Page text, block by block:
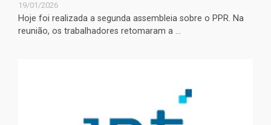
19/01/2026
Hoje foi realizada a segunda assembleia sobre o PPR. Na
reunião, os trabalhadores retomaram a ...